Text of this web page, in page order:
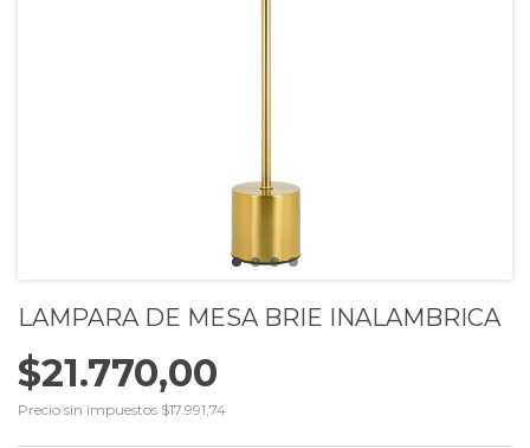
LAMPARA DE MESA BRIE INALAMBRICA
$21.770,00
Precio sin impuestos $17.991,74